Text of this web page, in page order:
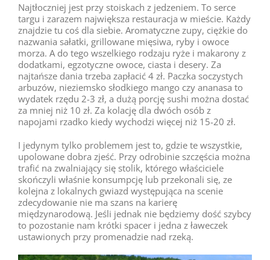
Najtłoczniej jest przy stoiskach z jedzeniem. To serce
targu i zarazem największa restauracja w mieście. Każdy
znajdzie tu coś dla siebie. Aromatyczne zupy, ciężkie do
nazwania sałatki, grillowane mięsiwa, ryby i owoce
morza. A do tego wszelkiego rodzaju ryże i makarony z
dodatkami, egzotyczne owoce, ciasta i desery. Za
najtańsze dania trzeba zapłacić 4 zł. Paczka soczystych
arbuzów, nieziemsko słodkiego mango czy ananasa to
wydatek rzędu 2-3 zł, a dużą porcję sushi można dostać
za mniej niż 10 zł. Za kolację dla dwóch osób z
napojami rzadko kiedy wychodzi więcej niż 15-20 zł.
I jedynym tylko problemem jest to, gdzie te wszystkie,
upolowane dobra zjeść. Przy odrobinie szczęścia można
trafić na zwalniający się stolik, którego właściciele
skończyli właśnie konsumpcję lub przekonali się, ze
kolejna z lokalnych gwiazd występująca na scenie
zdecydowanie nie ma szans na karierę
międzynarodową. Jeśli jednak nie będziemy dość szybcy
to pozostanie nam krótki spacer i jedna z ławeczek
ustawionych przy promenadzie nad rzeką.